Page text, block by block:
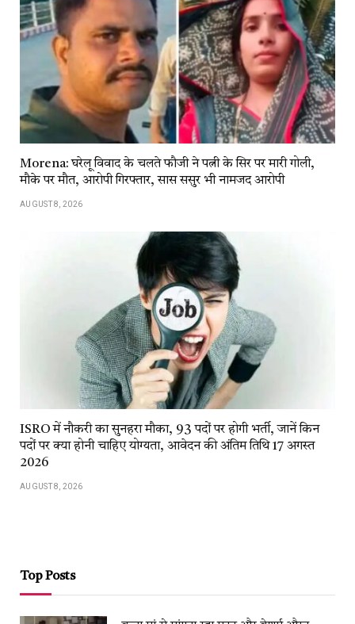
Morena: घरेलू विवाद के चलते फौजी ने पत्नी के सिर पर मारी गोली,
मौके पर मौत, आरोपी गिरफ्तार, सास ससुर भी नामजद आरोपी
AUGUST 8, 2026
ISRO में नौकरी का सुनहरा मौका, 93 पदों पर होगी भर्ती, जानें किन
पदों पर क्या होनी चाहिए योग्यता, आवेदन की अंतिम तिथि 17 अगस्त
2026
AUGUST 8, 2026
Top Posts